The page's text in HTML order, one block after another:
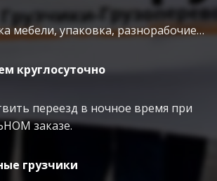
мебели, упаковка, разнорабочие…
круглосуточно
переезд в ночное время при
заказе.
грузчики